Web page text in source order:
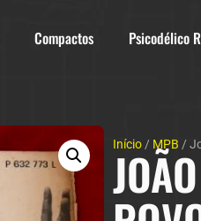
Compactos Psicodélico
Início/ MPB /